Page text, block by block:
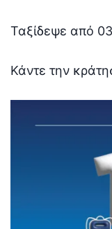
Ταξίδεψε από
Κάντε την